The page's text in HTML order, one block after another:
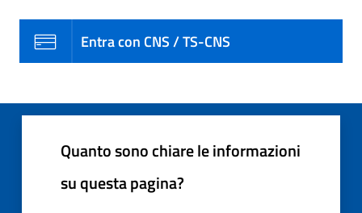
Entra con CNS / TS-CNS
Quanto sono chiare le informazioni
su questa pagina?